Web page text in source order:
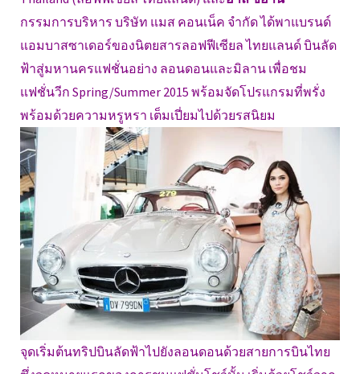
กรรมการบริหาร บริษัท แมส คอนเน็ค จำกัด ได้พาแบรนด์
แอมบาสซาเดอร์ของนิตยสารลอฟฟีเซียล ไทยแลนด์ บินลัด
ฟ้าสู่มหานครแฟชั่นอย่าง ลอนดอนและมิลาน เพื่อชม
แฟชั่นวีก Spring/Summer 2015 พร้อมจัดโปรแกรมที่พรั่ง
พร้อมด้วยความหรูหรา เต็มเปี่ยมไปด้วยรสนิยม
จุดเริ่มต้นทริปบินลัดฟ้าไปยังลอนดอนด้วยสายการบินไทย